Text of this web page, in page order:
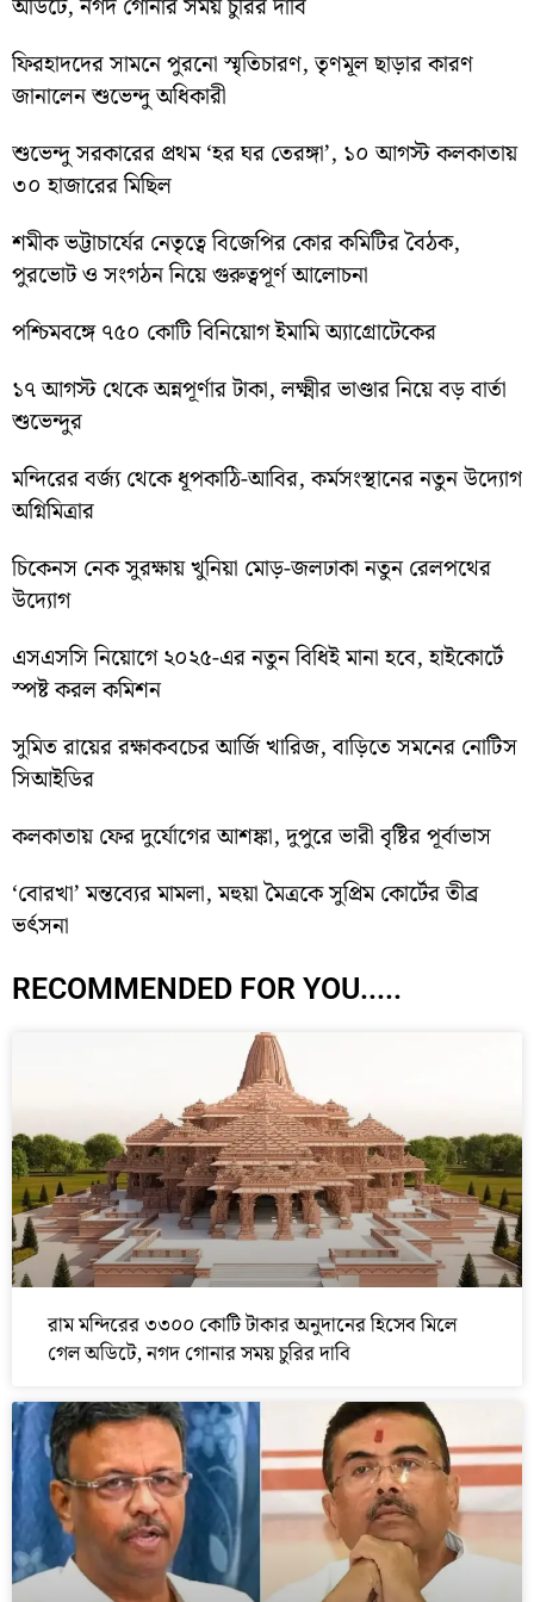
অডিটে, নগদ গোনার সময় চুরির দাবি
ফিরহাদদের সামনে পুরনো স্মৃতিচারণ, তৃণমূল ছাড়ার কারণ
জানালেন শুভেন্দু অধিকারী
শুভেন্দু সরকারের প্রথম ‘হর ঘর তেরঙ্গা’, ১০ আগস্ট কলকাতায়
৩০ হাজারের মিছিল
শমীক ভট্টাচার্যের নেতৃত্বে বিজেপির কোর কমিটির বৈঠক,
পুরভোট ও সংগঠন নিয়ে গুরুত্বপূর্ণ আলোচনা
পশ্চিমবঙ্গে ৭৫০ কোটি বিনিয়োগ ইমামি অ্যাগ্রোটেকের
১৭ আগস্ট থেকে অন্নপূর্ণার টাকা, লক্ষ্মীর ভাণ্ডার নিয়ে বড় বার্তা
শুভেন্দুর
মন্দিরের বর্জ্য থেকে ধূপকাঠি-আবির, কর্মসংস্থানের নতুন উদ্যোগ
অগ্নিমিত্রার
চিকেনস নেক সুরক্ষায় খুনিয়া মোড়-জলঢাকা নতুন রেলপথের
উদ্যোগ
এসএসসি নিয়োগে ২০২৫-এর নতুন বিধিই মানা হবে, হাইকোর্টে
স্পষ্ট করল কমিশন
সুমিত রায়ের রক্ষাকবচের আর্জি খারিজ, বাড়িতে সমনের নোটিস
সিআইডির
কলকাতায় ফের দুর্যোগের আশঙ্কা, দুপুরে ভারী বৃষ্টির পূর্বাভাস
‘বোরখা’ মন্তব্যের মামলা, মহুয়া মৈত্রকে সুপ্রিম কোর্টের তীব্র
ভর্ৎসনা
RECOMMENDED FOR YOU.....
রাম মন্দিরের ৩৩০০ কোটি টাকার অনুদানের হিসেব মিলে
গেল অডিটে, নগদ গোনার সময় চুরির দাবি